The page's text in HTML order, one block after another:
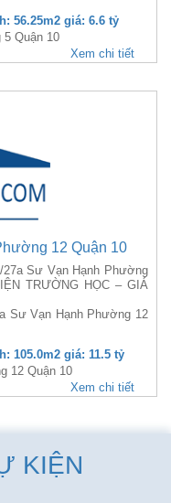
56.25m2 giá: 6.6 tỷ
Quận 10
Xem chi tiết
12 Quận 10
Sư Vạn Hạnh Phường
TRƯỜNG HỌC – GIÁ
Sư Vạn Hạnh Phường 12
105.0m2 giá: 11.5 tỷ
12 Quận 10
Xem chi tiết
KIỆN